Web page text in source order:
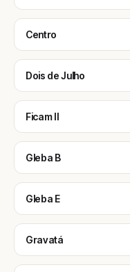
Centro
Dois de Julho
Ficam II
Gleba B
Gleba E
Gravatá